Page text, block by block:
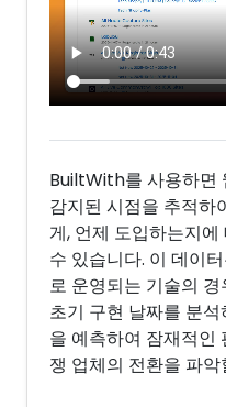
BuiltWith를 사용하면
감지된 시점을 추적하
게, 언제 도입하는지
수 있습니다. 이 데이
로 운영되는 기술의
초기 구현 날짜를 분
을 예측하여 잠재적인
쟁 업체의 전환을 파